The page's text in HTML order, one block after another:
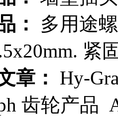
：
多用途
紧
章：
Hy-
齿轮产品